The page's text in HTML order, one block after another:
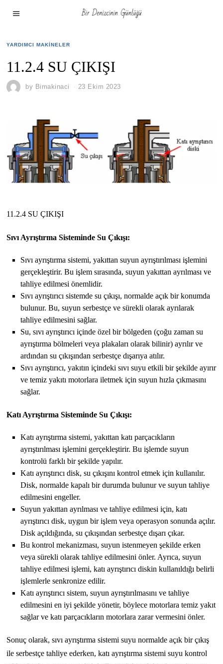
YARDIMCI MAKINELER
11.2.4 SU ÇIKIŞI
by Bimakinaci 23 Ekim 2023
11.2.4 SU ÇIKIŞI
Sıvı Ayrıştırma Sisteminde Su Çıkışı:
Sıvı ayrıştırma sistemi, yakıttan suyun ayrıştırılması işlemini
gerçekleştirir. Bu işlem sırasında, suyun yakıttan ayrılması ve
tahliye edilmesi önemlidir.
Sıvı ayrıştırıcı sistemde su çıkışı, normalde açık bir konumda
bulunur. Bu, suyun serbestçe ve sürekli olarak ayrılarak
tahliye edilmesini sağlar.
Su, sıvı ayrıştırıcı içinde özel bir bölgeden (çoğu zaman su
ayrıştırma bölmeleri veya plakaları olarak bilinir) ayrılır ve
ardından su çıkışından serbestçe dışarıya atılır.
Sıvı ayrıştırıcı, yakıtın içindeki sıvı suyu etkili bir şekilde ayırır
ve temiz yakıtı motorlara iletmek için suyun hızla çıkmasını
sağlar.
Katı Ayrıştırma Sisteminde Su Çıkışı:
Katı ayrıştırma sistemi, yakıttan katı parçacıkların
ayrıştırılması işlemini gerçekleştirir. Bu işlemde suyun
kontrolü farklı bir şekilde yapılır.
Katı ayrıştırıcı disk, su çıkışını kontrol etmek için kullanılır.
Disk, normalde kapalı bir durumda bulunur ve suyun tahliye
edilmesini engeller.
Suyun yakıttan ayrılması ve tahliye edilmesi için, katı
ayrıştırıcı disk, uygun bir işlem veya operasyon sonunda açılır.
Disk açıldığında, su çıkışından serbestçe dışarı çıkar.
Bu kontrol mekanizması, suyun istenmeyen şekilde erken
veya sürekli olarak tahliye edilmesini önler. Ayrıca, suyun
tahliye edilmesi işlemi, katı ayrıştırıcı diskin kullanıldığı belirli
işlemlerle senkronize edilir.
Katı ayrıştırıcı sistem, suyun ayrıştırılmasını ve tahliye
edilmesini en iyi şekilde yönetir, böylece motorlara temiz yakıt
sağlar ve katı parçacıkların motorlara zarar vermesini önler.
Sonuç olarak, sıvı ayrıştırma sistemi suyu normalde açık bir çıkış
ile serbestçe tahliye ederken, katı ayrıştırma sistemi suyu kontrol